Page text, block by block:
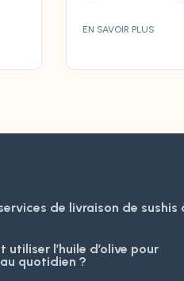
EN SAVOIR PLUS
de livraison de sushis
utiliser l’huile d’olive pour
quotidien ?